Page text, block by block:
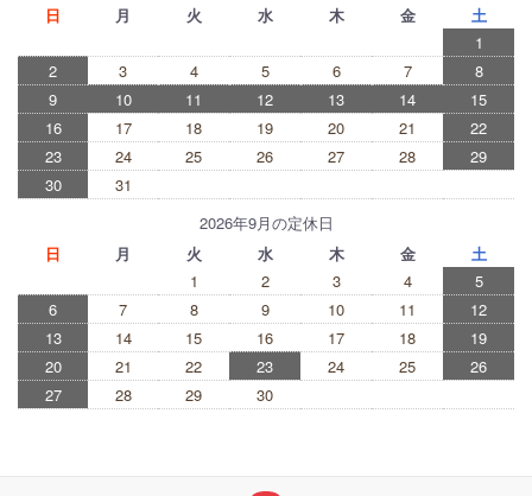
日
月 火 水 木 金
土
1
2
3 4 5 6 7
8
9
10 11 12 13 14
15
16
17 18 19 20 21
22
23
24 25 26 27 28
29
30
31
2026年9月の定休日
日
月 火 水 木 金
土
1
2 3 4
5
6
7 8 9 10 11
12
13
14 15 16 17 18
19
20
21 22 23 24 25
26
27
28 29 30